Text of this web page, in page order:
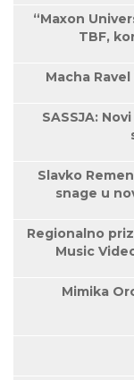
“Maxon
TBF,
Macha
SASSJA:
Slavko
snage u
Regionalno
Music
Mimika